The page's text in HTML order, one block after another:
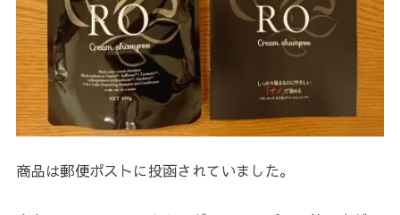
商品は郵便ポストに投函されていました。